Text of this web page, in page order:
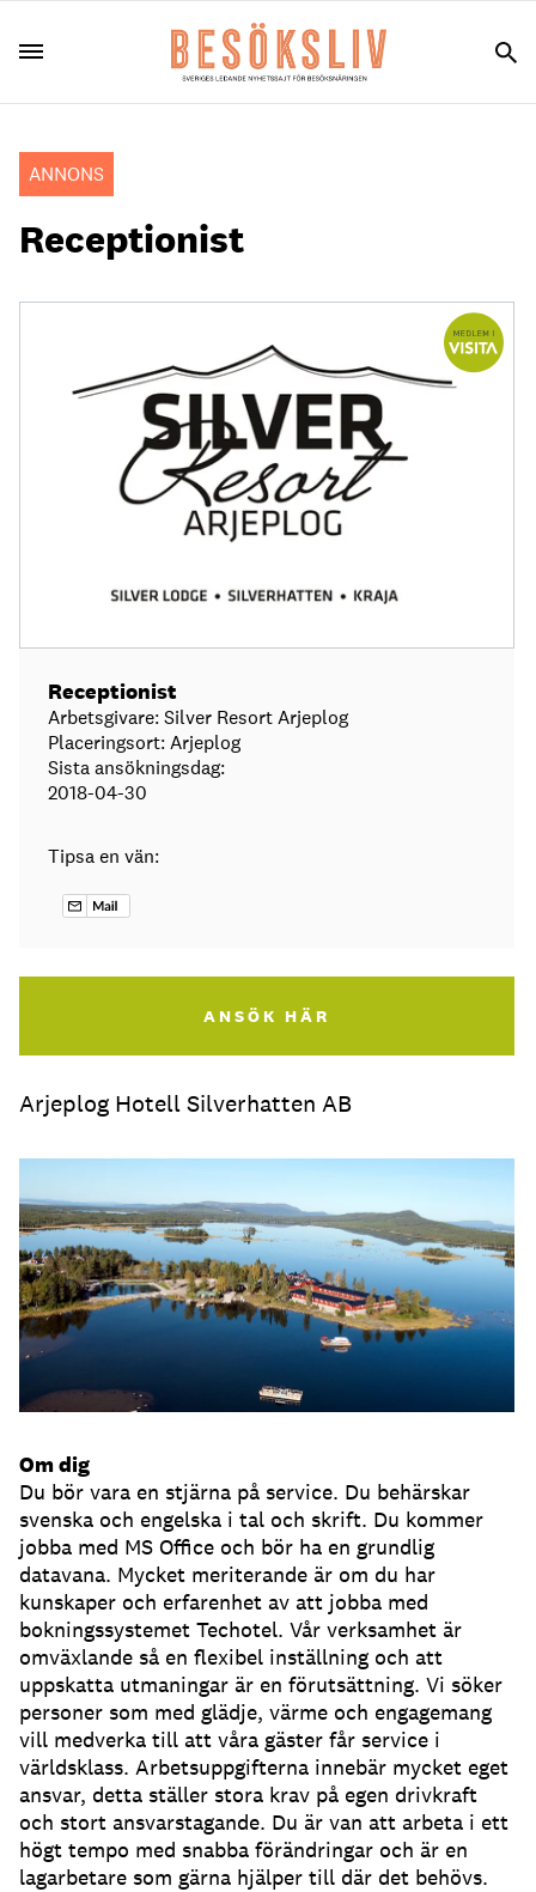
ANNONS
Receptionist
Arjeplog Hotell Silverhatten AB
Om dig
Du bör vara en stjärna på service. Du behärskar
svenska och engelska i tal och skrift. Du kommer
jobba med MS Office och bör ha en grundlig
datavana. Mycket meriterande är om du har
kunskaper och erfarenhet av att jobba med
bokningssystemet Techotel. Vår verksamhet är
omväxlande så en flexibel inställning och att
uppskatta utmaningar är en förutsättning. Vi söker
personer som med glädje, värme och engagemang
vill medverka till att våra gäster får service i
världsklass. Arbetsuppgifterna innebär mycket eget
ansvar, detta ställer stora krav på egen drivkraft
och stort ansvarstagande. Du är van att arbeta i ett
högt tempo med snabba förändringar och är en
lagarbetare som gärna hjälper till där det behövs.
Receptionist
Arbetsgivare: Silver Resort Arjeplog
Placeringsort: Arjeplog
Sista ansökningsdag:
2018-04-30
Tipsa en vän:
ANSÖK HÄR